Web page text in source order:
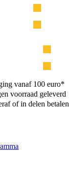
vanaf 100 euro*
voorraad geleverd
of in delen betalen